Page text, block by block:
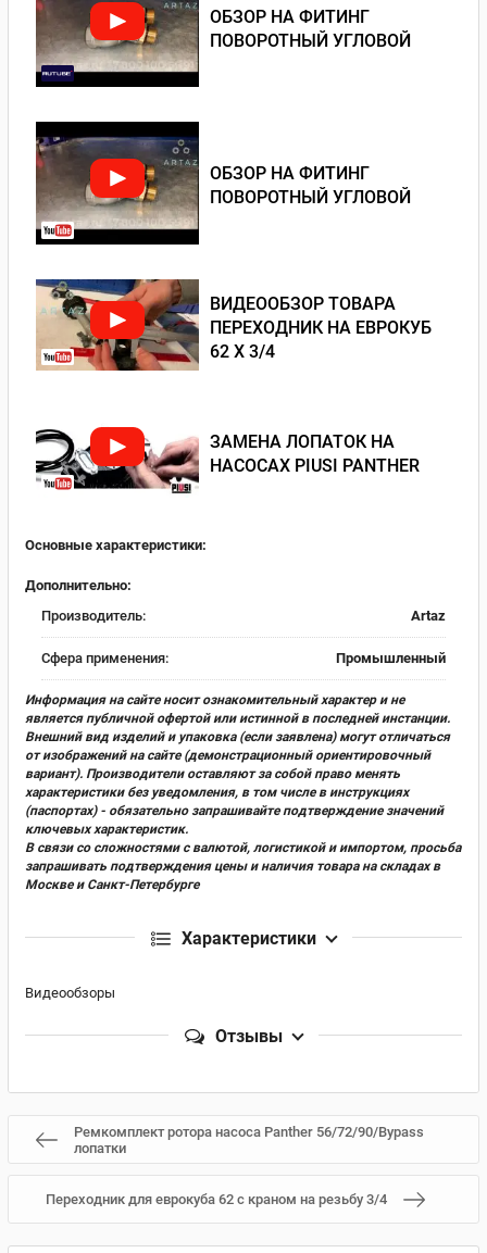
ОБЗОР НА ФИТИНГ
ПОВОРОТНЫЙ УГЛОВОЙ
ОБЗОР НА ФИТИНГ
ПОВОРОТНЫЙ УГЛОВОЙ
ВИДЕООБЗОР ТОВАРА
ПЕРЕХОДНИК НА ЕВРОКУБ
62 Х 3/4
ЗАМЕНА ЛОПАТОК НА
НАСОСАХ PIUSI PANTHER
Основные характеристики:
Дополнительно:
Производитель:
Artaz
Сфера применения: Промышленный
Информация на сайте носит ознакомительный характер и не
является публичной офертой или истинной в последней инстанции.
Внешний вид изделий и упаковка (если заявлена) могут отличаться
от изображений на сайте (демонстрационный ориентировочный
вариант). Производители оставляют за собой право менять
характеристики без уведомления, в том числе в инструкциях
(паспортах) - обязательно запрашивайте подтверждение значений
ключевых характеристик.
В связи со сложностями с валютой, логистикой и импортом, просьба
запрашивать подтверждения цены и наличия товара на складах в
Москве и Санкт-Петербурге
Характеристики
Видеообзоры
Отзывы
Ремкомплект ротора насоса Panther 56/72/90/Bypass
лопатки
Переходник для еврокуба 62 с краном на резьбу 3/4